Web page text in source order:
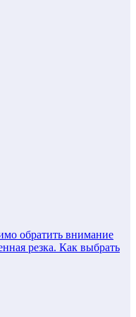
обратить внимание
резка. Как выбрать